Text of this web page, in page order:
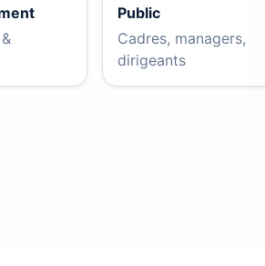
Public
Cadres, managers,
dirigeants